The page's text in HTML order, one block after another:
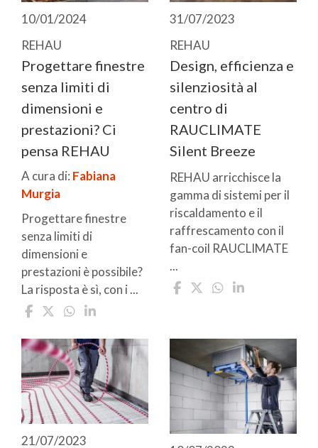
10/01/2024
REHAU
Progettare finestre
senza limiti di
dimensioni e
prestazioni? Ci
pensa REHAU
A cura di: Fabiana
Murgia
Progettare finestre
senza limiti di
dimensioni e
prestazioni è possibile?
La risposta è sì, con i ...
31/07/2023
REHAU
Design, efficienza e
silenziosità al
centro di
RAUCLIMATE
Silent Breeze
REHAU arricchisce la
gamma di sistemi per il
riscaldamento e il
raffrescamento con il
fan-coil RAUCLIMATE
...
21/07/2023